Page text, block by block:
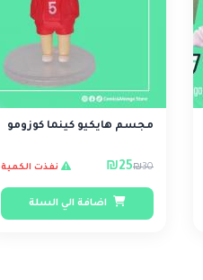
مجسم هايكيو كينما كوزومو
₪30
₪25 نفذت الكمية
اضافة الي السلة